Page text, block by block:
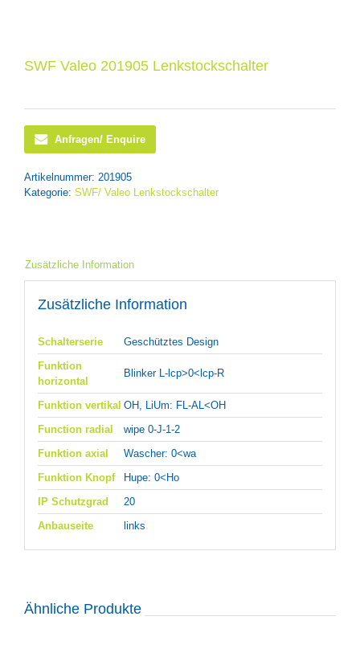
SWF Valeo 201905 Lenkstockschalter
Anfragen/ Enquire
Artikelnummer: 201905
Kategorie: SWF/ Valeo Lenkstockschalter
Zusätzliche Information
Zusätzliche Information
Schalterserie
Geschütztes Design
Funktion
horizontal
Blinker L-lcp>0<lcp-R
Funktion vertikal OH, LiUm: FL-AL<OH
Function radial
wipe 0-J-1-2
Funktion axial
Wascher: 0<wa
Funktion Knopf
Hupe: 0<Ho
IP Schutzgrad
20
Anbauseite
links
Ähnliche Produkte